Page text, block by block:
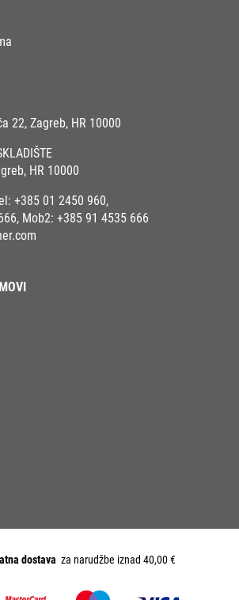
22, Zagreb, HR 10000
HR 10000
+385 01 2450 960,
, Mob2: +385 91 4535 666
dostava za narudžbe iznad 40,00 €